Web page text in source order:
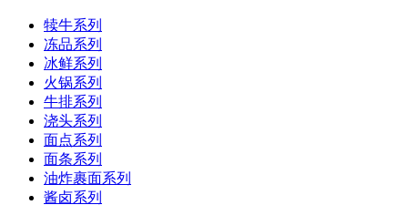
犊牛系列
冻品系列
冰鲜系列
火锅系列
牛排系列
浇头系列
面点系列
面条系列
油炸裹面系列
酱卤系列